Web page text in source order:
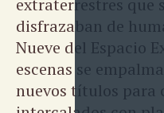
extraterrestres que
disfrazaban de
Nueve del Espacio
escenas se
nuevos títulos para